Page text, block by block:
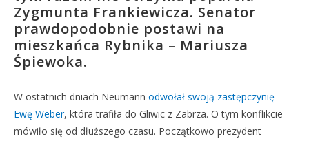
Zygmunta Frankiewicza. Senator
prawdopodobnie postawi na
mieszkańca Rybnika – Mariusza
Śpiewoka.
W ostatnich dniach Neumann odwołał swoją zastępczynię
Ewę Weber, która trafiła do Gliwic z Zabrza. O tym konflikcie
mówiło się od dłuższego czasu. Początkowo prezydent